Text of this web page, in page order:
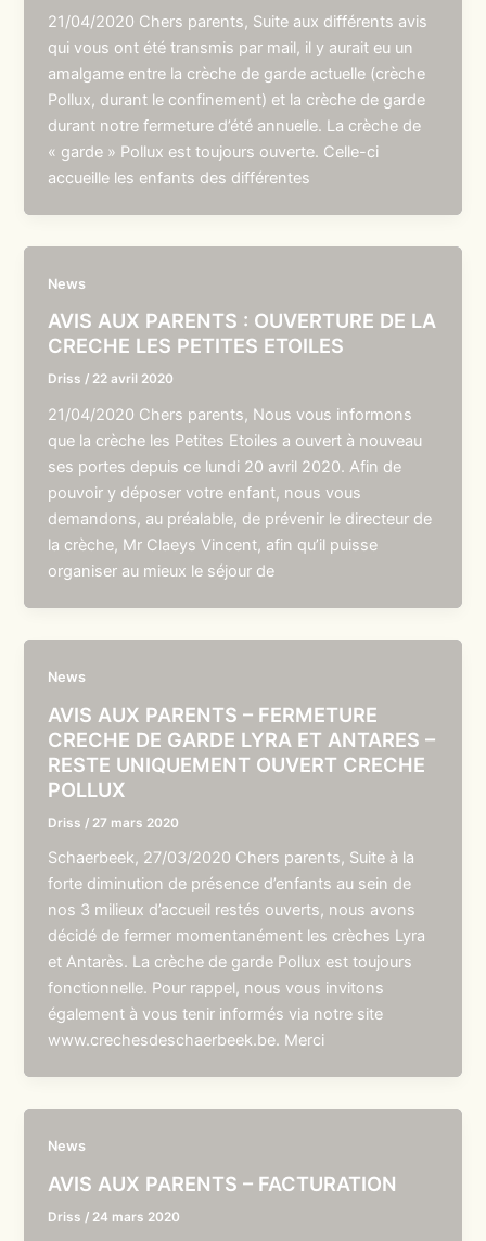
21/04/2020 Chers parents, Suite aux différents avis
qui vous ont été transmis par mail, il y aurait eu un
amalgame entre la crèche de garde actuelle (crèche
Pollux, durant le confinement) et la crèche de garde
durant notre fermeture d’été annuelle. La crèche de
« garde » Pollux est toujours ouverte. Celle-ci
accueille les enfants des différentes
News
AVIS AUX PARENTS : OUVERTURE DE LA
CRECHE LES PETITES ETOILES
Driss / 22 avril 2020
21/04/2020 Chers parents, Nous vous informons
que la crèche les Petites Etoiles a ouvert à nouveau
ses portes depuis ce lundi 20 avril 2020. Afin de
pouvoir y déposer votre enfant, nous vous
demandons, au préalable, de prévenir le directeur de
la crèche, Mr Claeys Vincent, afin qu’il puisse
organiser au mieux le séjour de
News
AVIS AUX PARENTS – FERMETURE
CRECHE DE GARDE LYRA ET ANTARES –
RESTE UNIQUEMENT OUVERT CRECHE
POLLUX
Driss / 27 mars 2020
Schaerbeek, 27/03/2020 Chers parents, Suite à la
forte diminution de présence d’enfants au sein de
nos 3 milieux d’accueil restés ouverts, nous avons
décidé de fermer momentanément les crèches Lyra
et Antarès. La crèche de garde Pollux est toujours
fonctionnelle. Pour rappel, nous vous invitons
également à vous tenir informés via notre site
www.crechesdeschaerbeek.be. Merci
News
AVIS AUX PARENTS – FACTURATION
Driss / 24 mars 2020